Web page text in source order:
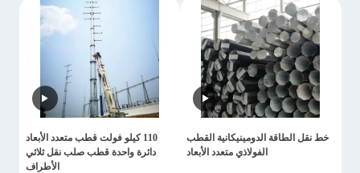
خط نقل الطاقة الدومينيكانية القطب
الفولاذي متعدد الأبعاد
110 كيلو فولت قطب متعدد الأبعاد
دائرة واحدة قطب صلب نقل ثلاثي
الأطراف